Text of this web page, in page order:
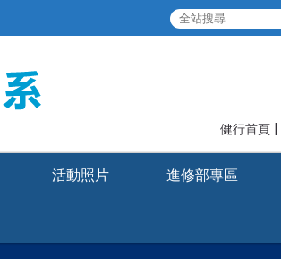
健行首頁 |
活動照片 進修部專區